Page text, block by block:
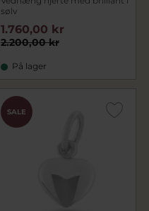
sølv
2.200,00 kr
1.760,00 kr
På lager
SALE